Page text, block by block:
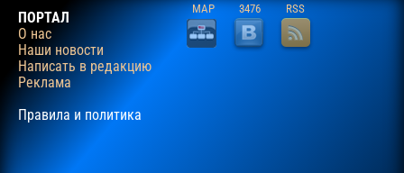
ПОРТАЛ
О нас
Наши новости
Написать в редакцию
Реклама
Правила и политика
MAP 3476 RSS